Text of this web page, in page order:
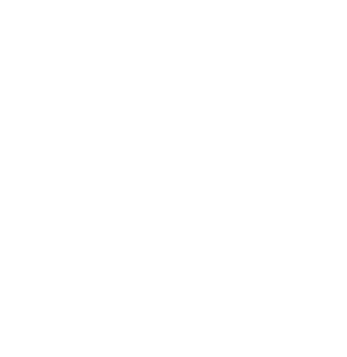
W pierwszej kolejności
(np. e-mail).
marek. Bezpieczne zakupy z